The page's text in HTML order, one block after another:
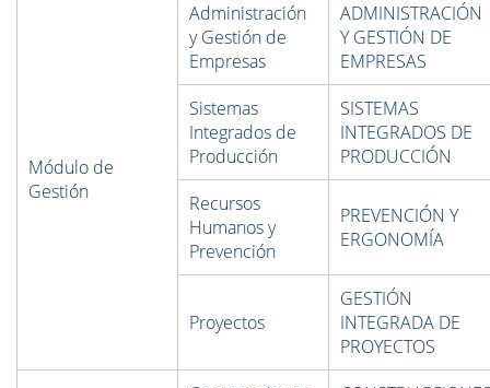
Módulo de
Gestión
Administración
y Gestión de
Empresas
ADMINISTRACIÓN
Y GESTIÓN DE
EMPRESAS
Sistemas
Integrados de
Producción
SISTEMAS
INTEGRADOS DE
PRODUCCIÓN
Recursos
Humanos y
Prevención
PREVENCIÓN Y
ERGONOMÍA
Proyectos
GESTIÓN
INTEGRADA DE
PROYECTOS